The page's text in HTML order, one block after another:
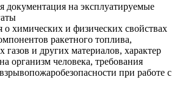
документация на эксплуатируемые
химических и физических свойствах
ракетного топлива,
газов и других материалов, характер
организм человека, требования
при работе с